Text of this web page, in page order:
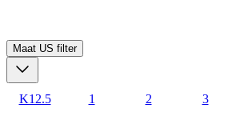
Maat US filter
K12.5 1 2 3